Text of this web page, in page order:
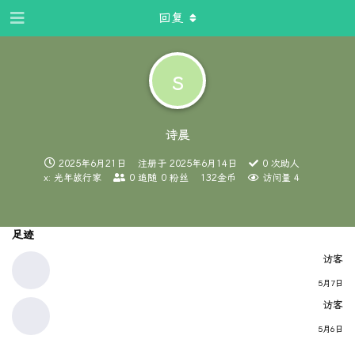
s
诗晨
2025年6月21日 注册于 2025年6月14日 0次助人
x: 光年旅行家
0 追随 0 粉丝 132金币 访问量 4
回复
足迹
访客
5月7日
访客
5月6日